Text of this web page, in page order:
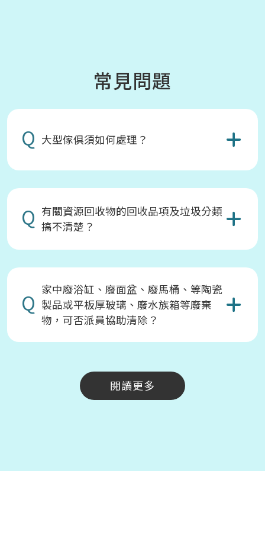
常見問題
Q 大型傢俱須如何處理？
Q 有關資源回收物的回收品項及垃圾分類
搞不清楚？
Q 家中廢浴缸、廢面盆、廢馬桶、等陶瓷
製品或平板厚玻璃、廢水族箱等廢棄
物，可否派員協助清除？
閱讀更多